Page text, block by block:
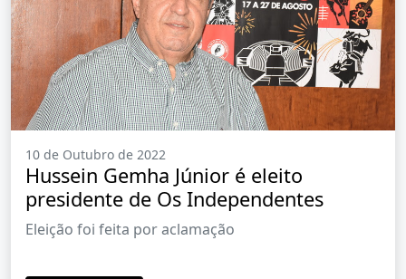
10 de Outubro de 2022
Hussein Gemha Júnior é eleito
presidente de Os Independentes
Eleição foi feita por aclamação